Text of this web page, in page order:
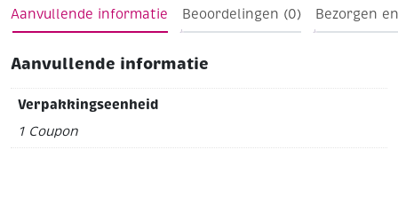
Aanvullende informatie Beoordelingen (0) Bezorgen
Aanvullende informatie
Verpakkingseenheid
1 Coupon